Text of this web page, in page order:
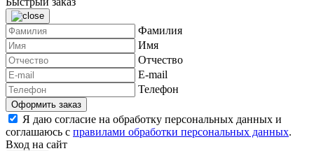
Фамилия
Имя
Отчество
E-mail
Телефон
Я даю согласие на обработку персональных данных и
соглашаюсь с правилами обработки персональных данных.
Вход на сайт